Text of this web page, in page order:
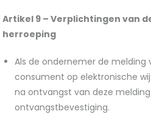
Artikel 9 – Verplichtingen van
herroeping
Als de ondernemer de melding
consument op elektronische
na ontvangst van deze
ontvangstbevestiging.